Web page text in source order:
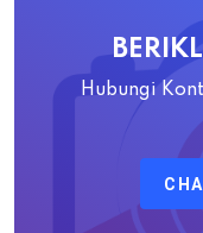
Pertanahan
Hubungi